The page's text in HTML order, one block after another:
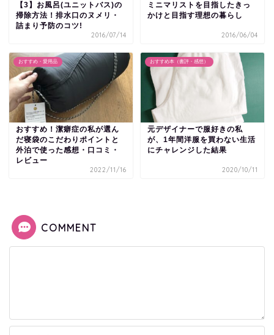
【3】お風呂(ユニットバス)の
掃除方法！排水口のヌメリ・
詰まり予防のコツ!
2016/07/14
ミニマリストを目指したきっ
かけと目指す理想の暮らし
2016/06/04
おすすめ・愛用品
おすすめ！潔癖症の私が選ん
だ寝袋のこだわりポイントと
外泊で使った感想・口コミ・
レビュー
2022/11/16
おすすめ本（書評・感想）
元デザイナーで服好きの私
が、1年間洋服を買わない生活
にチャレンジした結果
2020/10/11
COMMENT